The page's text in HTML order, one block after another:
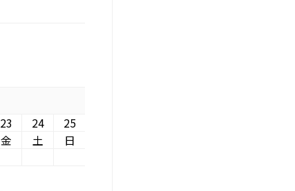
23 24
25
金 土
日